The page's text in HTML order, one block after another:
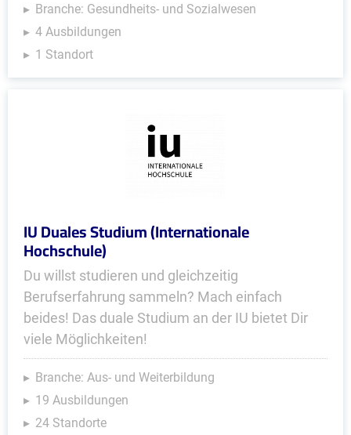
Branche: Gesundheits- und Sozialwesen
4 Ausbildungen
1 Standort
IU Duales Studium (Internationale
Hochschule)
Du willst studieren und gleichzeitig
Berufserfahrung sammeln? Mach einfach
beides! Das duale Studium an der IU bietet Dir
viele Möglichkeiten!
Branche: Aus- und Weiterbildung
19 Ausbildungen
24 Standorte